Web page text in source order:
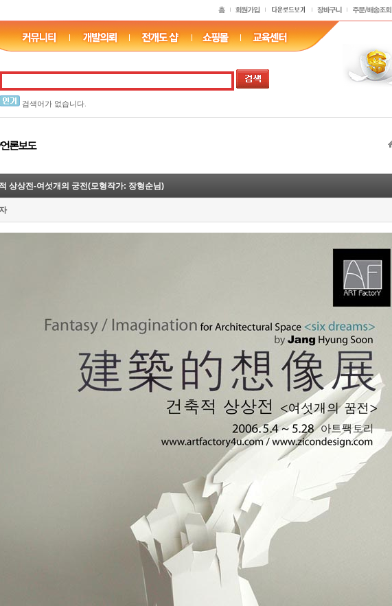
검색어가 없습니다.
론보도
상상전-여섯개의 궁전(모형작가: 장형순님)